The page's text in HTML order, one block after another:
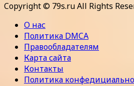
Copyright © 79s.ru All Rights
О нас
Политика DMCA
Правообладателям
Карта сайта
Контакты
Политика